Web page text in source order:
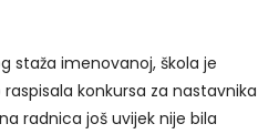
staža imenovanoj, škola je
raspisala konkursa za nastavnika
radnica još uvijek nije bila